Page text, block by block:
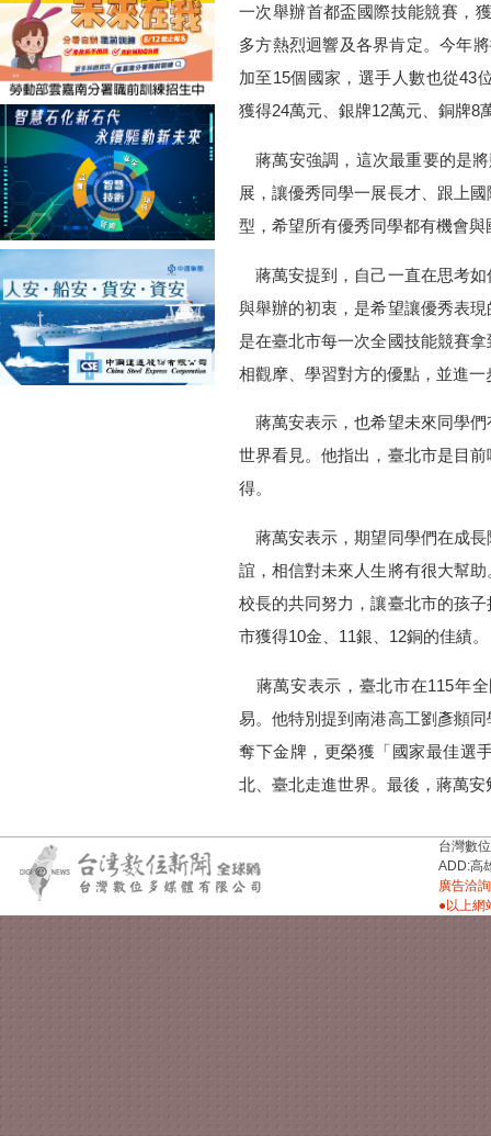
一次舉辦首都盃國際技能競賽，
多方熱烈迴響及各界肯定。今年
加至15個國家，選手人數也從43
獲得24萬元、銀牌12萬元、銅牌8
蔣萬安強調，這次最重要的是
展，讓優秀同學一展長才、跟上
型，希望所有優秀同學都有機會
蔣萬安提到，自己一直在思考如
與舉辦的初衷，是希望讓優秀表
是在臺北市每一次全國技能競賽
相觀摩、學習對方的優點，並進一
蔣萬安表示，也希望未來同學們
世界看見。他指出，臺北市是目
得。
蔣萬安表示，期望同學們在成長
誼，相信對未來人生將有很大幫
校長的共同努力，讓臺北市的孩
市獲得10金、11銀、12銅的佳績。
蔣萬安表示，臺北市在115年
易。他特別提到南港高工劉彥頫
奪下金牌，更榮獲「國家最佳選
北、臺北走進世界。最後，蔣萬
台灣數
ADD:高
廣告洽
●以上網